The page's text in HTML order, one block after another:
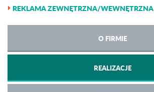
REKLAMA ZEWNĘTRZNA/WEWNĘTRZNA
O FIRMIE
REALIZACJE